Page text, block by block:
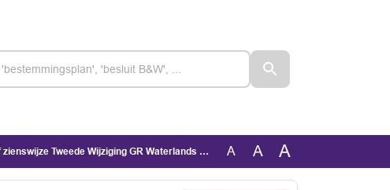
Tweede Wijziging GR Waterlands Archief. A A A